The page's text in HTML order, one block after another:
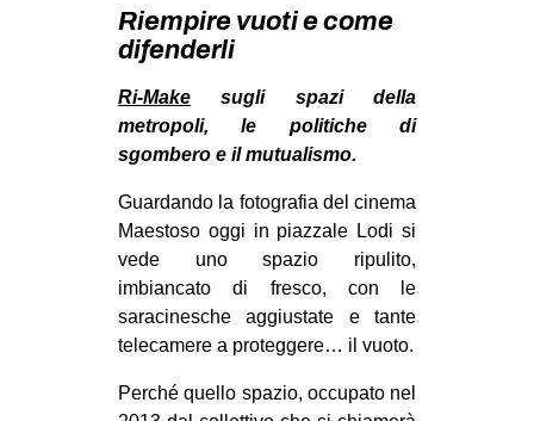
MSM
STUDENTI TSUNAMI
ZAM
MILANO
SPAZI
SPORT POPOLARE
MOVIMENTI
AMBIENTE
ANTIFASCISMO
Riempire vuoti e come
difenderli
Ri-Make sugli spazi della
metropoli, le politiche di
sgombero e il mutualismo.
Guardando la fotografia del cinema
Maestoso oggi in piazzale Lodi si
vede uno spazio ripulito,
imbiancato di fresco, con le
saracinesche aggiustate e tante
telecamere a proteggere… il vuoto.
Perché quello spazio, occupato nel